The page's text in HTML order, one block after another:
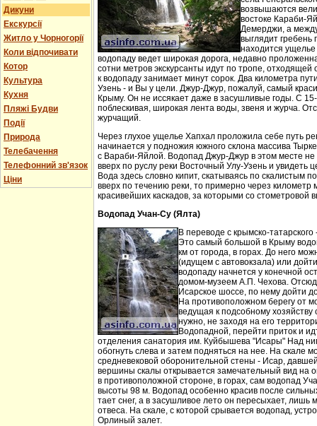
Дикуни
Екскурсії
Житло у Чорногорії
Коли відпочивати
Котор
Культура
Кухня
Пляжі Будви
Події
Природа
Телебачення
Телефонний зв'язок
Ціни
возвышаются
востоке Караби-
Демерджи, а
выглядит гребень
находится
водопаду ведет широкая дорога, недавно
сотни метров экскурсанты идут по тропе, отходящей
к водопаду занимает минут сорок. Два километра
Узень - и Вы у цели. Джур-Джур, пожалуй, самый
Крыму. Он не иссякает даже в засушливые годы. С
поблескивая, широкая лента воды, звеня и журча.
журчащий.
Через глухое ущелье Хапхал проложила себе путь
начинается у подножия южного склона массива
с Вараби-Яйлой. Водопад Джур-Джур в этом месте
вверх по руслу реки Восточный Улу-Узень и увидеть
Вода здесь словно кипит, скатываясь по скалистым
вверх по течению реки, то примерно через километр
красивейших каскадов, за которыми со стометровой
Водопад Учан-Су (Ялта)
В переводе с крымско-
Это самый большой в Крыму
км от города, в горах. До него
(идущем с автовокзала) или
водопаду начнется у конечной
домом-музеем А.П. Чехова.
Исарское шоссе, по нему дойти
На противоположном берегу от
ведущая к подсобному
нужно, не заходя на его
Водопадной, перейти приток и
отделения санатория им. Куйбышева "Исары" Над
обогнуть слева и затем подняться на нее. На скале
средневековой оборонительной стены - Исар,
вершины скалы открывается замечательный вид на
в противоположной стороне, в горах, сам водопад
высоты 98 м. Водопад особенно красив после
тает снег, а в засушливое лето он пересыхает, лишь
отвеса. На скале, с которой срывается водопад,
Орлиный залет.